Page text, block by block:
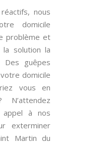
nous
domicile
problème et
solution la
Des guêpes
domicile
vous en
N’attendez
à nos
exterminer
Martin du